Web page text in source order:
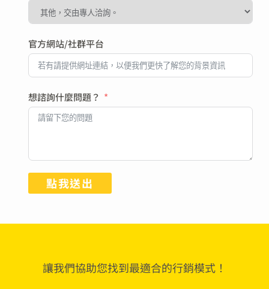
官方網站/社群平台
想諮詢什麼問題？
點我送出
讓我們協助您找到最適合的行銷模式！